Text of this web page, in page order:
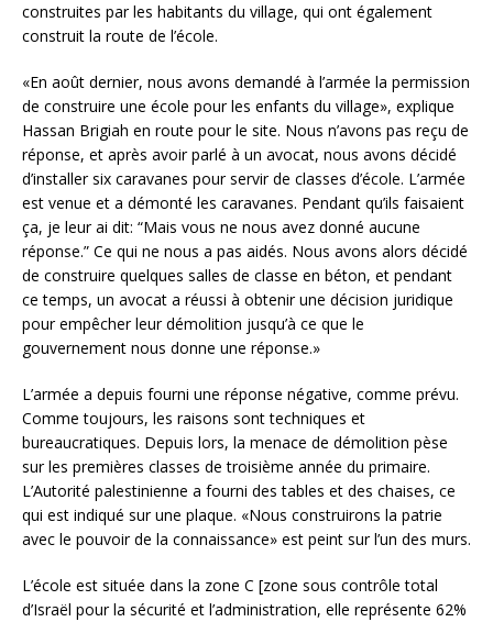
construites par les habitants du village, qui ont également
construit la route de l’école.
«En août dernier, nous avons demandé à l’armée la permission
de construire une école pour les enfants du village», explique
Hassan Brigiah en route pour le site. Nous n’avons pas reçu de
réponse, et après avoir parlé à un avocat, nous avons décidé
d’installer six caravanes pour servir de classes d’école. L’armée
est venue et a démonté les caravanes. Pendant qu’ils faisaient
ça, je leur ai dit: “Mais vous ne nous avez donné aucune
réponse.” Ce qui ne nous a pas aidés. Nous avons alors décidé
de construire quelques salles de classe en béton, et pendant
ce temps, un avocat a réussi à obtenir une décision juridique
pour empêcher leur démolition jusqu’à ce que le
gouvernement nous donne une réponse.»
L’armée a depuis fourni une réponse négative, comme prévu.
Comme toujours, les raisons sont techniques et
bureaucratiques. Depuis lors, la menace de démolition pèse
sur les premières classes de troisième année du primaire.
L’Autorité palestinienne a fourni des tables et des chaises, ce
qui est indiqué sur une plaque. «Nous construirons la patrie
avec le pouvoir de la connaissance» est peint sur l’un des murs.
L’école est située dans la zone C [zone sous contrôle total
d’Israël pour la sécurité et l’administration, elle représente 62%